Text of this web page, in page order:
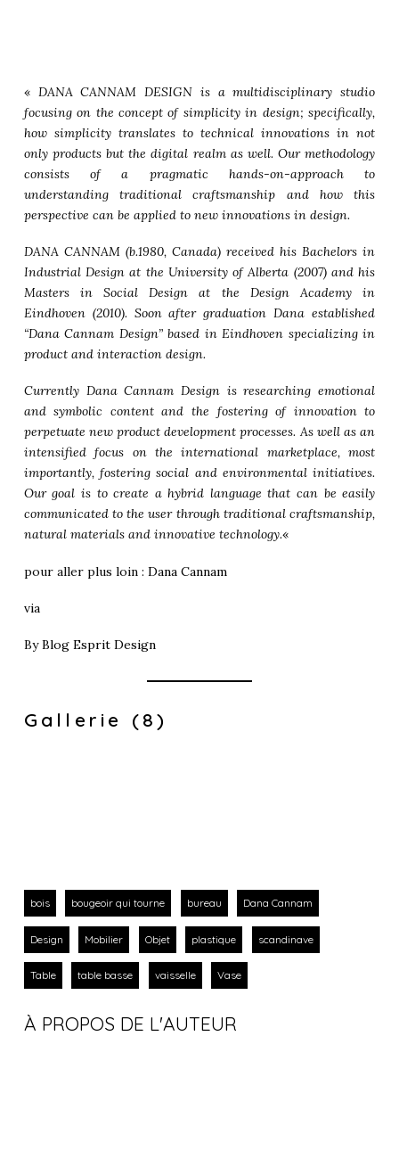
« DANA CANNAM DESIGN is a multidisciplinary studio
focusing on the concept of simplicity in design; specifically,
how simplicity translates to technical innovations in not
only products but the digital realm as well. Our methodology
consists of a pragmatic hands-on-approach to
understanding traditional craftsmanship and how this
perspective can be applied to new innovations in design.
DANA CANNAM (b.1980, Canada) received his Bachelors in
Industrial Design at the University of Alberta (2007) and his
Masters in Social Design at the Design Academy in
Eindhoven (2010). Soon after graduation Dana established
“Dana Cannam Design” based in Eindhoven specializing in
product and interaction design.
Currently Dana Cannam Design is researching emotional
and symbolic content and the fostering of innovation to
perpetuate new product development processes. As well as an
intensified focus on the international marketplace, most
importantly, fostering social and environmental initiatives.
Our goal is to create a hybrid language that can be easily
communicated to the user through traditional craftsmanship,
natural materials and innovative technology.«
pour aller plus loin : Dana Cannam
via
ByBlog Esprit Design
Gallerie (8)
bois bougeoir qui tourne bureau Dana Cannam
Design Mobilier Objet plastique scandinave
Table table basse vaisselle Vase
À PROPOS DE L'AUTEUR